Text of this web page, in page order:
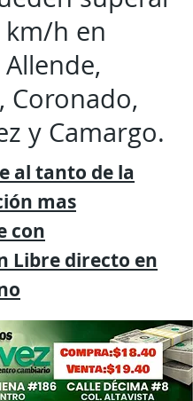
km/h en
Allende,
Coronado,
y Camargo.
al tanto de la
mas
con
Libre directo en